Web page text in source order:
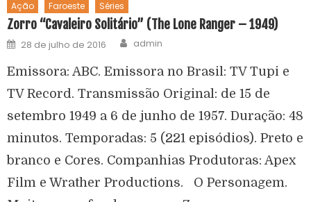
Ação Faroeste Séries
Zorro “Cavaleiro Solitário” (The Lone Ranger – 1949)
28 de julho de 2016 admin
Emissora: ABC. Emissora no Brasil: TV Tupi e
TV Record. Transmissão Original: de 15 de
setembro 1949 a 6 de junho de 1957. Duração: 48
minutos. Temporadas: 5 (221 episódios). Preto e
branco e Cores. Companhias Produtoras: Apex
Film e Wrather Productions. O Personagem.